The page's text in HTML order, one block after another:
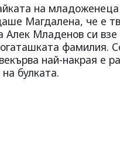
на
Магдалена, че е
Алек Младенов си
фамилия.
най-накрая е
булката.